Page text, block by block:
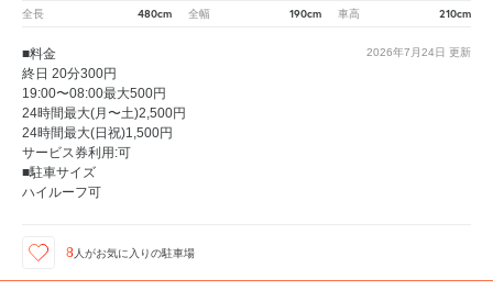
全長 480cm 全幅 190cm 車高 210cm
2026年7月24日 更新
■料金
終日 20分300円
19:00〜08:00最大500円
24時間最大(月〜土)2,500円
24時間最大(日祝)1,500円
サービス券利用:可
■駐車サイズ
ハイルーフ可
8 人がお気に入りの駐車場